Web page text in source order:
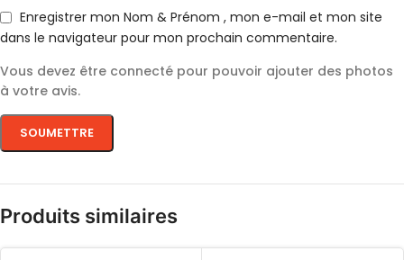
Enregistrer mon Nom & Prénom , mon e-mail et mon site
dans le navigateur pour mon prochain commentaire.
Vous devez être connecté pour pouvoir ajouter des photos
à votre avis.
Produits similaires